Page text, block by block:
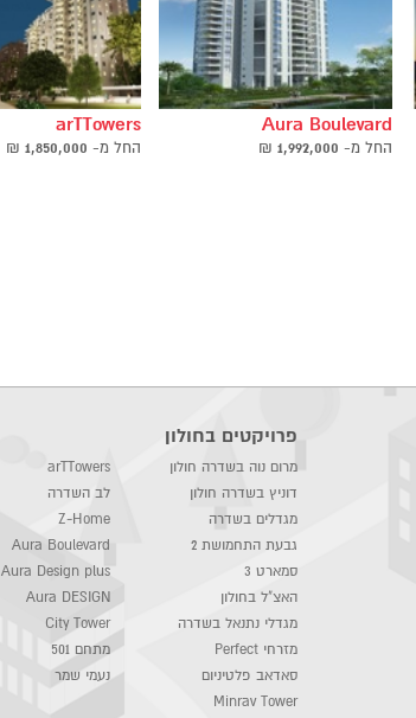
Aura Boulevard
החל ‫מ- 1,992,000
₪
arTTowers
החל ‫מ- 1,850,000
₪
פרויקטים בחולון
מרום נוה בשדרה חולון
דוניץ בשדרה חולון
מגדלים בשדרה
גבעת התחמושת 2
סמארט 3
האצ"ל בחולון
מגדלי נתנאל בשדרה
מזרחי Perfect
סאדאב פלטיניום
Minrav Tower
arTTowers
לב השדרה
Z-Home
Aura Boulevard
Aura Design plus
Aura DESIGN
City Tower
מתחם 501
נעמי שמר